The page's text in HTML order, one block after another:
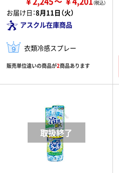
お届け日：8月11日（火）
アスクル在庫商品
衣類冷感スプレー
販売単位違いの商品が2商品あります